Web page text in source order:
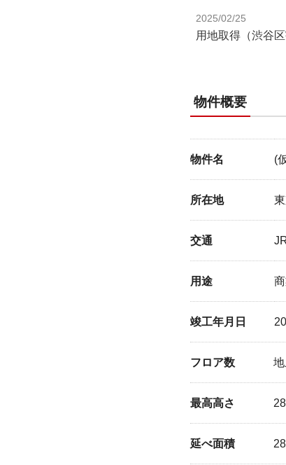
2025/02/25
用地取得（渋谷
物件概要
物件名 (
所在地
交通
用途
竣工年月日
フロア数
最高高さ
延べ面積